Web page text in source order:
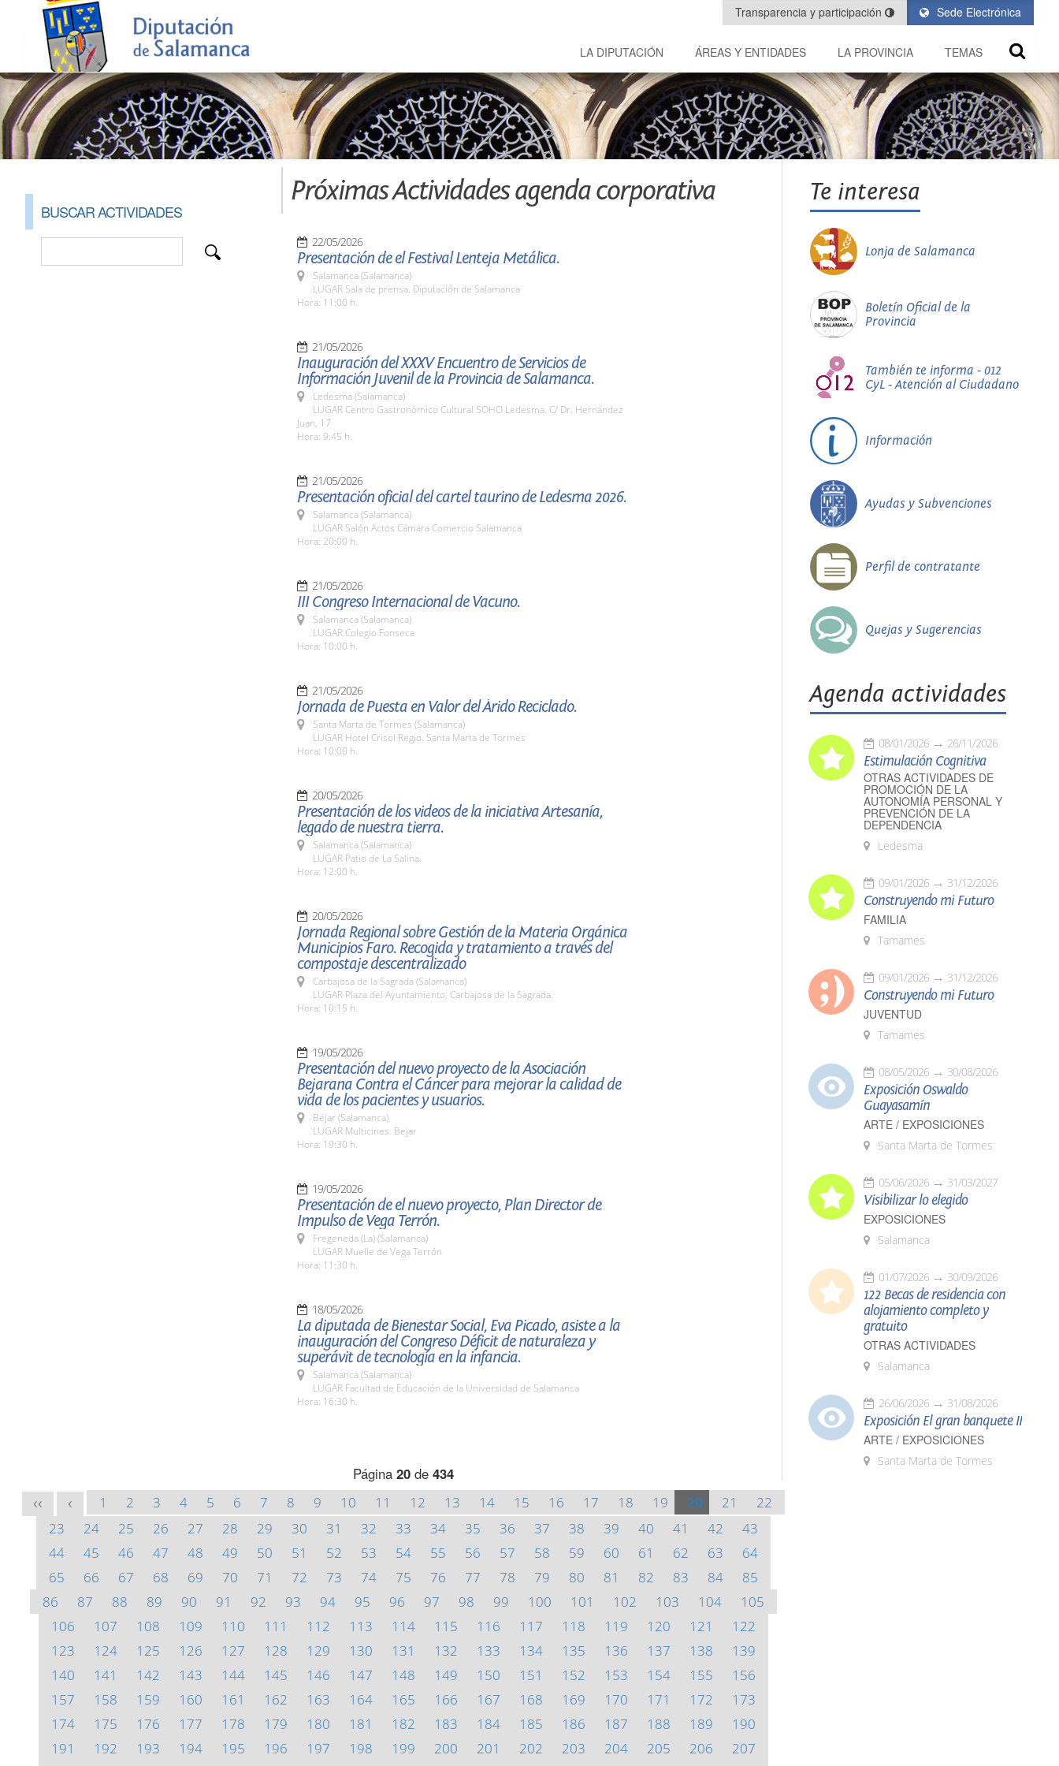
Sede Electrónica
Transparencia y participación
LA DIPUTACIÓN ÁREAS Y ENTIDADES LA PROVINCIA TEMAS
BUSCAR ACTIVIDADES
Próximas Actividades agenda corporativa
22/05/2026
Presentación de el Festival Lenteja Metálica.
Salamanca (Salamanca)
LUGAR Sala de prensa. Diputación de Salamanca
Hora: 11:00 h.
21/05/2026
Inauguración del XXXV Encuentro de Servicios de
Información Juvenil de la Provincia de Salamanca.
Ledesma (Salamanca)
LUGAR Centro Gastronómico Cultural SOHO Ledesma. C/ Dr. Hernández
Juan, 17
Hora: 9:45 h.
21/05/2026
Presentación oficial del cartel taurino de Ledesma 2026.
Salamanca (Salamanca)
LUGAR Salón Actos Cámara Comercio Salamanca
Hora: 20:00 h.
21/05/2026
III Congreso Internacional de Vacuno.
Salamanca (Salamanca)
LUGAR Colegio Fonseca
Hora: 10:00 h.
21/05/2026
Jornada de Puesta en Valor del Árido Reciclado.
Santa Marta de Tormes (Salamanca)
LUGAR Hotel Crisol Regio. Santa Marta de Tormes
Hora: 10:00 h.
20/05/2026
Presentación de los videos de la iniciativa Artesanía,
legado de nuestra tierra.
Salamanca (Salamanca)
LUGAR Patio de La Salina.
Hora: 12:00 h.
20/05/2026
Jornada Regional sobre Gestión de la Materia Orgánica
Municipios Faro. Recogida y tratamiento a través del
compostaje descentralizado
Carbajosa de la Sagrada (Salamanca)
LUGAR Plaza del Ayuntamiento. Carbajosa de la Sagrada.
Hora: 10:15 h.
19/05/2026
Presentación del nuevo proyecto de la Asociación
Bejarana Contra el Cáncer para mejorar la calidad de
vida de los pacientes y usuarios.
Béjar (Salamanca)
LUGAR Multicines. Bejar
Hora: 19:30 h.
19/05/2026
Presentación de el nuevo proyecto, Plan Director de
Impulso de Vega Terrón.
Fregeneda (La) (Salamanca)
LUGAR Muelle de Vega Terrón
Hora: 11:30 h.
18/05/2026
La diputada de Bienestar Social, Eva Picado, asiste a la
inauguración del Congreso Déficit de naturaleza y
superávit de tecnología en la infancia.
Salamanca (Salamanca)
LUGAR Facultad de Educación de la Universidad de Salamanca
Hora: 16:30 h.
Página 20 de 434
<< < 1 2 3 4 5 6 7 8 9 10 11 12 13 14 15 16 17 18 19 20 21
22
23
24 25 26 27 28 29 30 31 32 33 34 35 36 37 38 39 40 41 42
43
44
45 46 47 48 49 50 51 52 53 54 55 56 57 58 59 60 61 62 63
64
65
66 67 68 69 70 71 72 73 74 75 76 77 78 79 80 81 82 83 84
85
86
87 88 89 90 91 92 93 94 95 96 97 98 99 100 101 102 103 104
105
106
107 108 109 110 111 112 113 114 115 116 117 118 119 120 121
122
123
124 125 126 127 128 129 130 131 132 133 134 135 136 137 138
139
140
141 142 143 144 145 146 147 148 149 150 151 152 153 154 155
156
157
158 159 160 161 162 163 164 165 166 167 168 169 170 171 172
173
174
175 176 177 178 179 180 181 182 183 184 185 186 187 188 189
190
191
192 193 194 195 196 197 198 199 200 201 202 203 204 205 206
207
Te interesa
Lonja de Salamanca
Boletín Oficial de la
Provincia
También te informa - 012
CyL - Atención al Ciudadano
Información
Ayudas y Subvenciones
Perfil de contratante
Quejas y Sugerencias
Agenda actividades
08/01/2026 26/11/2026
Estimulación Cognitiva
OTRAS ACTIVIDADES DE
PROMOCIÓN DE LA
AUTONOMÍA PERSONAL Y
PREVENCIÓN DE LA
DEPENDENCIA
Ledesma
09/01/2026 31/12/2026
Construyendo mi Futuro
FAMILIA
Tamames
09/01/2026 31/12/2026
Construyendo mi Futuro
JUVENTUD
Tamames
08/05/2026 30/08/2026
Exposición Oswaldo
Guayasamín
ARTE / EXPOSICIONES
Santa Marta de Tormes
05/06/2026 31/03/2027
Visibilizar lo elegido
EXPOSICIONES
Salamanca
01/07/2026 30/09/2026
122 Becas de residencia con
alojamiento completo y
gratuito
OTRAS ACTIVIDADES
Salamanca
26/06/2026 31/08/2026
Exposición El gran banquete II
ARTE / EXPOSICIONES
Santa Marta de Tormes